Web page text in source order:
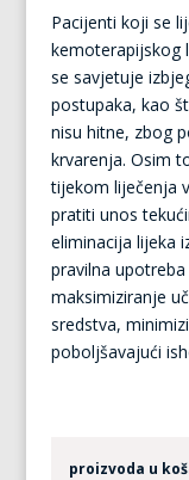
Pacijenti koji se
kemoterapijskog
se savjetuje
postupaka, kao
nisu hitne, zbog
krvarenja. Osim
tijekom liječenja
pratiti unos
eliminacija lijeka
pravilna
maksimiziranje
sredstva,
poboljšavajući
proizvoda u